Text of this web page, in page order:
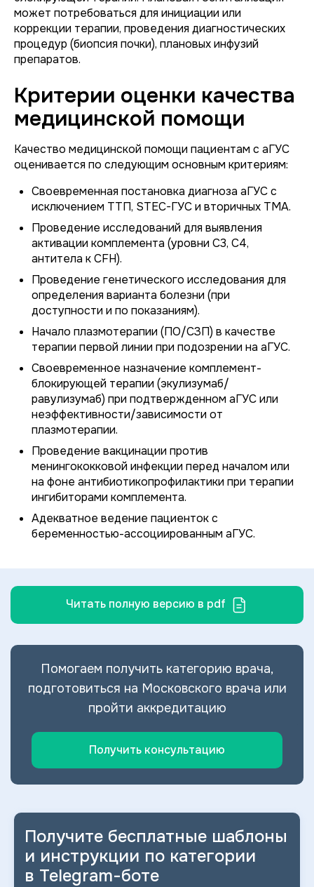
может потребоваться для инициации или
коррекции терапии, проведения диагностических
процедур (биопсия почки), плановых инфузий
препаратов.
Критерии оценки качества
медицинской помощи
Качество медицинской помощи пациентам с аГУС
оценивается по следующим основным критериям:
Своевременная постановка диагноза аГУС с
исключением ТТП, STEC-ГУС и вторичных ТМА.
Проведение исследований для выявления
активации комплемента (уровни C3, C4,
антитела к CFH).
Проведение генетического исследования для
определения варианта болезни (при
доступности и по показаниям).
Начало плазмотерапии (ПО/СЗП) в качестве
терапии первой линии при подозрении на аГУС.
Своевременное назначение комплемент-
блокирующей терапии (экулизумаб/
равулизумаб) при подтвержденном аГУС или
неэффективности/зависимости от
плазмотерапии.
Проведение вакцинации против
менингококковой инфекции перед началом или
на фоне антибиотикопрофилактики при терапии
ингибиторами комплемента.
Адекватное ведение пациенток с
беременностью-ассоциированным аГУС.
Читать полную версию в pdf
Помогаем получить категорию врача,
подготовиться на Московского врача или
пройти аккредитацию
Получить консультацию
Получите бесплатные шаблоны
и инструкции по категории
в Telegram-боте